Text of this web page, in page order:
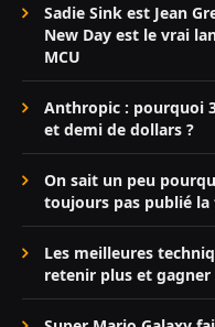
Sadie Sink est Jean
New Day est le vrai
MCU
Anthropic : pourquoi
et demi de dollars ?
On sait un peu
toujours pas publié la
Les meilleures
retenir plus et